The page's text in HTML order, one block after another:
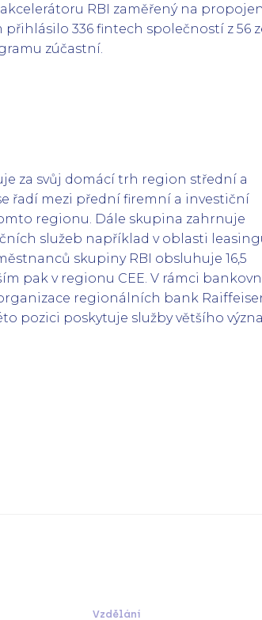
RBI zaměřený na
336 fintech společností z 56
zúčastní.
za svůj domácí trh region střední a
řadí mezi přední firemní a investiční
regionu. Dále skupina zahrnuje
služeb například v oblasti
skupiny RBI obsluhuje 16,5
pak v regionu CEE. V rámci
regionálních bank
pozici poskytuje služby většího
Vzdělání